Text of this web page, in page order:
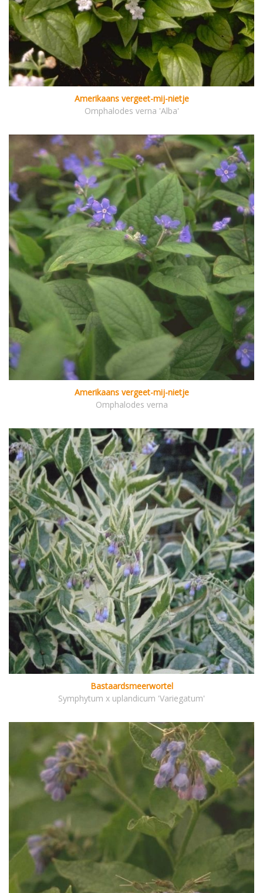
Amerikaans vergeet-mij-nietje
Omphalodes verna 'Alba'
Amerikaans vergeet-mij-nietje
Omphalodes verna
Bastaardsmeerwortel
Symphytum x uplandicum 'Variegatum'